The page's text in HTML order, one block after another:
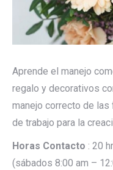
Aprende el manejo
regalo y decorativos
manejo correcto de
de trabajo para la
Horas Contacto : 20
(sábados 8:00 am –